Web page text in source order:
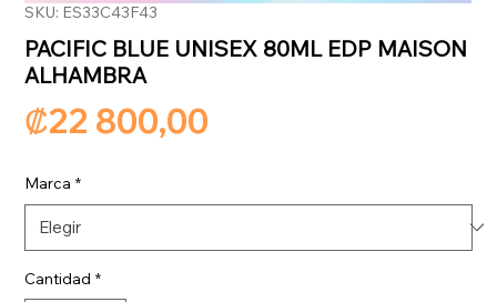
SKU: ES33C43F43
PACIFIC BLUE UNISEX 80ML EDP MAISON
ALHAMBRA
₡22 800,00
Marca *
Cantidad *